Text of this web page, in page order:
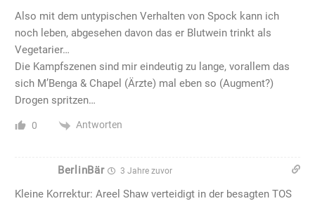
Also mit dem untypischen Verhalten von Spock kann ich
noch leben, abgesehen davon das er Blutwein trinkt als
Vegetarier…
Die Kampfszenen sind mir eindeutig zu lange, vorallem das
sich M’Benga & Chapel (Ärzte) mal eben so (Augment?)
Drogen spritzen…
0 Antworten
BerlinBär 3 Jahre zuvor
Kleine Korrektur: Areel Shaw verteidigt in der besagten TOS